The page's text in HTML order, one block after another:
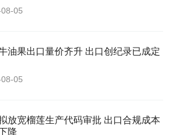
05
出口量价齐升 出口创纪录已成定
05
宽榴莲生产代码审批 出口合规成本
降